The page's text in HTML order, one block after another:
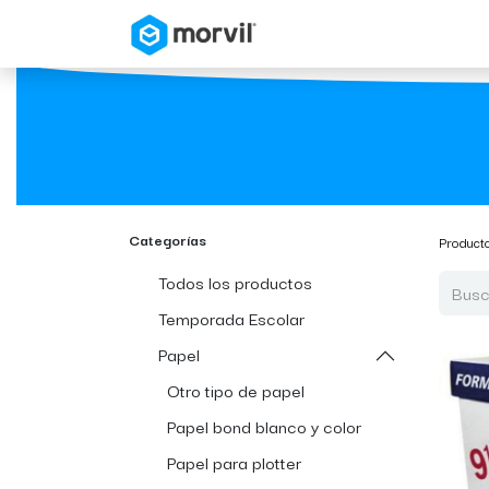
Categorías
Todos los productos
Temporada Escolar
Papel
Otro tipo de papel
Papel bond blanco y color
Papel para plotter